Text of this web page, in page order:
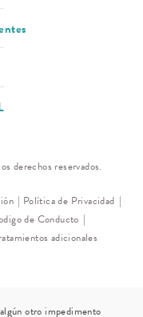
derechos reservados.
Política de Privacidad
de Conducto
adicionales
otro impedimento